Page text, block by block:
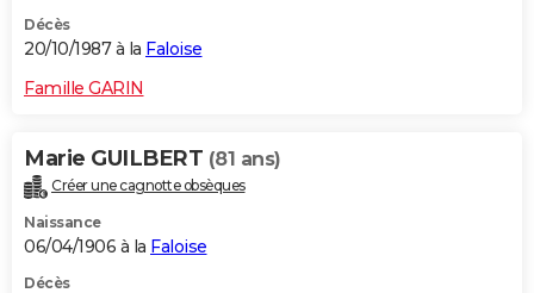
Décès
20/10/1987 à la Faloise
Famille GARIN
Marie GUILBERT (81 ans)
Créer une cagnotte obsèques
Naissance
06/04/1906 à la Faloise
Décès